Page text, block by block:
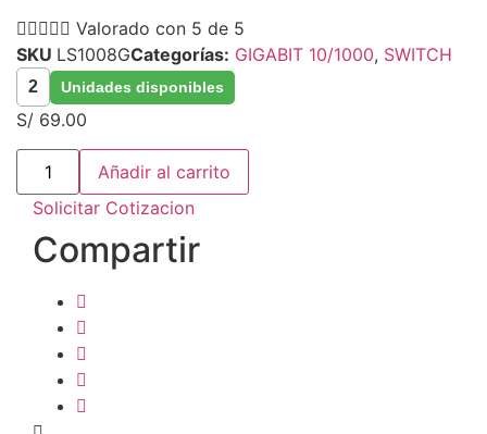
 Valorado con 5 de 5
SKU LS1008GCategorías: GIGABIT 10/1000, SWITCH
2 Unidades disponibles
S/ 69.00
SWITCH
PUERTOS
GIGABIT
TP-
LINK
Añadir al carrito
Solicitar Cotizacion
Compartir